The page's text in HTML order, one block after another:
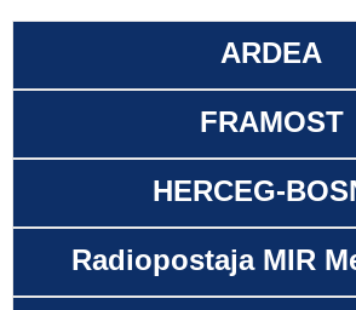
ARDEA
FRAMOST
HERCEG-
Radiopostaja MIR